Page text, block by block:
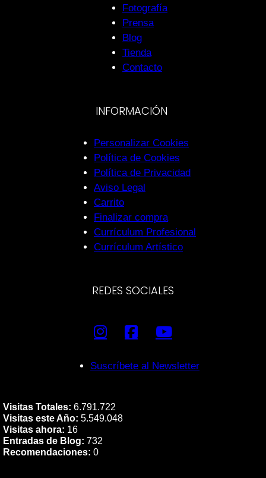
Fotografía
Prensa
Blog
Tienda
Contacto
INFORMACIÓN
Personalizar Cookies
Política de Cookies
Política de Privacidad
Aviso Legal
Carrito
Finalizar compra
Currículum Profesional
Currículum Artístico
REDES SOCIALES
Suscríbete al Newsletter
Visitas Totales: 6.791.722
Visitas este Año: 5.549.048
Visitas ahora: 16
Entradas de Blog: 732
Recomendaciones: 0